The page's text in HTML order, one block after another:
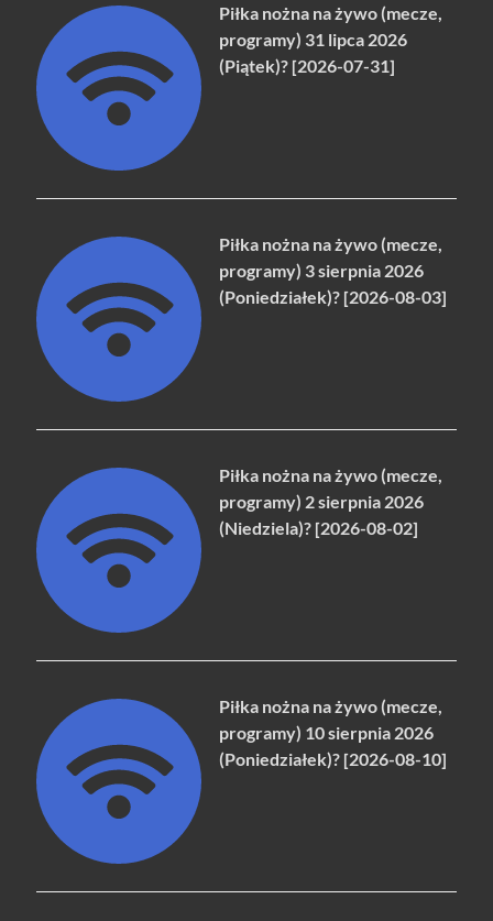
Piłka nożna na żywo (mecze,
programy) 31 lipca 2026
(Piątek)? [2026-07-31]
Piłka nożna na żywo (mecze,
programy) 3 sierpnia 2026
(Poniedziałek)? [2026-08-03]
Piłka nożna na żywo (mecze,
programy) 2 sierpnia 2026
(Niedziela)? [2026-08-02]
Piłka nożna na żywo (mecze,
programy) 10 sierpnia 2026
(Poniedziałek)? [2026-08-10]